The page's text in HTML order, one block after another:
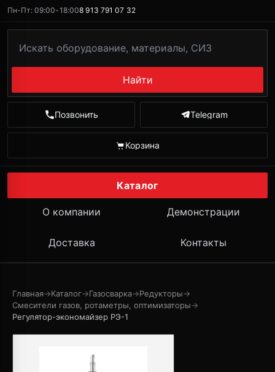
Пн-Пт: 09:00-18:008 913 791 07 32
Найти
Позвонить Telegram
Корзина
Каталог
О компании Демонстрации
Доставка Контакты
Главная→Каталог→Газосварка→Редукторы→
Смесители газов, ротаметры, оптимизаторы→
Регулятор-экономайзер РЭ-1